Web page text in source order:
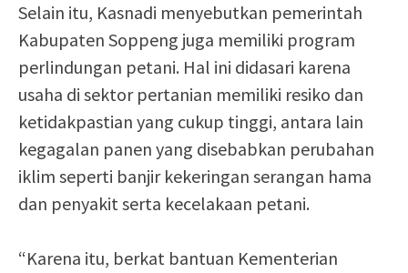
Selain itu, Kasnadi menyebutkan pemerintah
Kabupaten Soppeng juga memiliki program
perlindungan petani. Hal ini didasari karena
usaha di sektor pertanian memiliki resiko dan
ketidakpastian yang cukup tinggi, antara lain
kegagalan panen yang disebabkan perubahan
iklim seperti banjir kekeringan serangan hama
dan penyakit serta kecelakaan petani.
“Karena itu, berkat bantuan Kementerian